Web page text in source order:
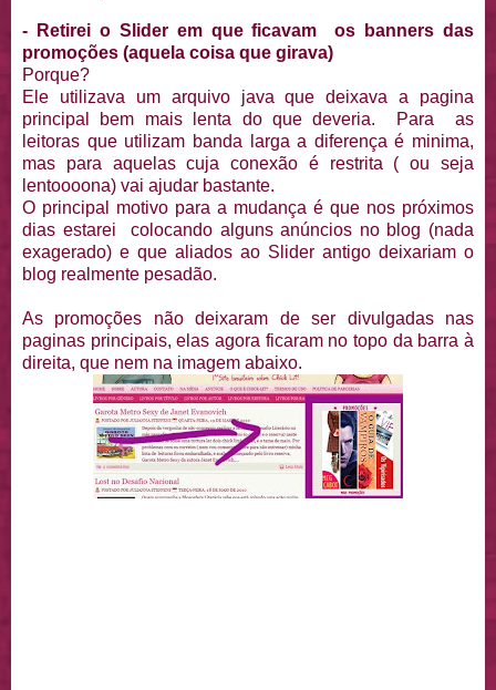
- Retirei o Slider em que ficavam os banners das
promoções (aquela coisa que girava)
Porque?
Ele utilizava um arquivo java que deixava a pagina
principal bem mais lenta do que deveria. Para as
leitoras que utilizam banda larga a diferença é minima,
mas para aquelas cuja conexão é restrita ( ou seja
lentoooona) vai ajudar bastante.
O principal motivo para a mudança é que nos próximos
dias estarei colocando alguns anúncios no blog (nada
exagerado) e que aliados ao Slider antigo deixariam o
blog realmente pesadão.
As promoções não deixaram de ser divulgadas nas
paginas principais, elas agora ficaram no topo da barra à
direita, que nem na imagem abaixo.